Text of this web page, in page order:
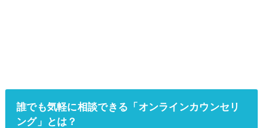
誰でも気軽に相談できる「オンラインカウンセリ
ング」とは？